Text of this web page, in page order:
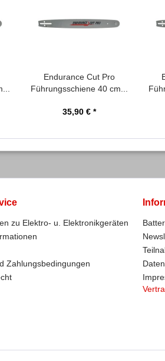
Endurance Cut Pro
Führungsschiene 40 cm...
35,90 € *
zu Elektro- u. Elektronikgeräten
Zahlungsbedingungen